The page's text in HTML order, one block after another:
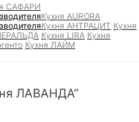
САФАРИ
Кухня AURORA
Кухня АНТРАЦИТ Кухня
Кухня LIRA Кухня
Кухня ЛАЙМ
ЛАВАНДА”